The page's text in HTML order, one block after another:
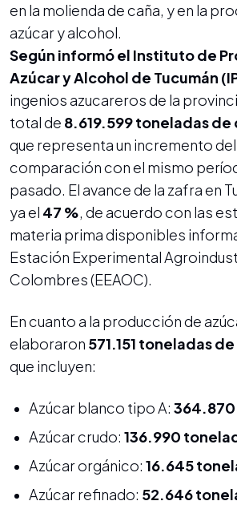
en la molienda de caña, y en la
azúcar y alcohol.
Según informó el Instituto de
Azúcar y Alcohol de Tucumán
ingenios azucareros de la
total de 8.619.599 toneladas de
que representa un incremento del
comparación con el mismo
pasado. El avance de la zafra en
ya el 47 %, de acuerdo con las
materia prima disponibles
Estación Experimental
Colombres (EEAOC).
En cuanto a la producción de
elaboraron 571.151 toneladas
que incluyen:
Azúcar blanco tipo A:
Azúcar crudo: 136.990
Azúcar orgánico: 16.645
Azúcar refinado: 52.646